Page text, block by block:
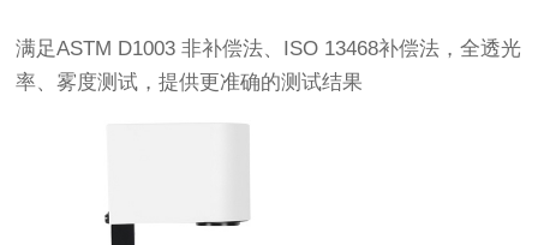
满足ASTM D1003 非补偿法、ISO 13468补偿法，全透光
率、雾度测试，提供更准确的测试结果